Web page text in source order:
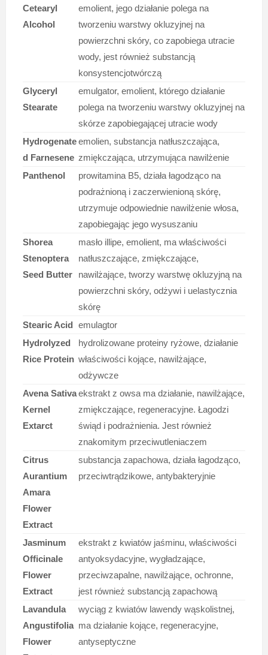
Cetearyl
Alcohol
emolient, jego działanie polega na
tworzeniu warstwy okluzyjnej na
powierzchni skóry, co zapobiega utracie
wody, jest również substancją
konsystencjotwórczą
Glyceryl
Stearate
emulgator, emolient, którego działanie
polega na tworzeniu warstwy okluzyjnej na
skórze zapobiegającej utracie wody
Hydrogenate
d Farnesene
emolien, substancja natłuszczająca,
zmiękczająca, utrzymująca nawilżenie
Panthenol
prowitamina B5, działa łagodząco na
podrażnioną i zaczerwienioną skórę,
utrzymuje odpowiednie nawilżenie włosa,
zapobiegając jego wysuszaniu
Shorea
Stenoptera
Seed Butter
masło illipe, emolient, ma właściwości
natłuszczające, zmiękczające,
nawilżające, tworzy warstwę okluzyjną na
powierzchni skóry, odżywi i uelastycznia
skórę
Stearic Acid emulagtor
Hydrolyzed
Rice Protein
hydrolizowane proteiny ryżowe, działanie
właściwości kojące, nawilżające,
odżywcze
Avena Sativa
Kernel
Extarct
ekstrakt z owsa ma działanie, nawilżające,
zmiękczające, regeneracyjne. Łagodzi
świąd i podrażnienia. Jest również
znakomitym przeciwutleniaczem
Citrus
Aurantium
Amara
Flower
Extract
substancja zapachowa, działa łagodząco,
przeciwtrądzikowe, antybakteryjnie
Jasminum
Officinale
Flower
Extract
ekstrakt z kwiatów jaśminu, właściwości
antyoksydacyjne, wygładzające,
przeciwzapalne, nawilżające, ochronne,
jest również substancją zapachową
Lavandula
Angustifolia
Flower
wyciąg z kwiatów lawendy wąskolistnej,
ma działanie kojące, regeneracyjne,
antyseptyczne